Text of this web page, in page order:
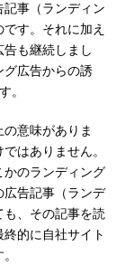
事（ランディン
す。それに加え
も継続しまし
グ広告からの誘
。
意味がありま
はありません。
かのランディング
広告記事（ランデ
も、その記事を読
的に自社サイト